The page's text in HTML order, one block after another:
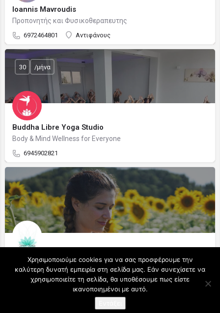
Ioannis Mavroudis
Προπονητής και Φυσικοθεραπευτης
6972464801 Αντιφάνους
Buddha Libre Yoga Studio
Body & Mind Wellness for Everyone
6945902821
30 /μήνα
Μαρία Διακοδημητρίου
Personal Trainer & Wellness Coach / Yoga - Pilates Instructor - Massage Therapist
Map view
Χρησιμοποιούμε cookies για να σας προσφέρουμε την
καλύτερη δυνατή εμπειρία στη σελίδα μας. Εάν συνεχίσετε να
χρησιμοποιείτε τη σελίδα, θα υποθέσουμε πως είστε
ικανοποιημένοι με αυτό.